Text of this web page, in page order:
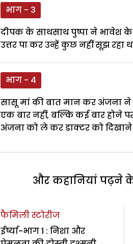
भाग - 3
दीपक के साथसाथ पुष्पा ने भावेश
उत्तर पा कर उन्हें कुछ नहीं सूझ रहा
भाग - 4
सासू मां की बात मान कर अंजना ने
एक बार नहीं, बल्कि कई बार होने
अंजना को ले कर डाक्टर को
और कहानियां पढ़ने
फैमिली स्टोरीज
ईर्ष्या-भाग 1 : निशा और